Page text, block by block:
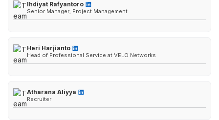
Ihdiyat Rafyantoro
Senior Manager, Project Management
Heri Harjianto
Head of Professional Service at VELO Networks
Atharana Aliyya
Recruiter